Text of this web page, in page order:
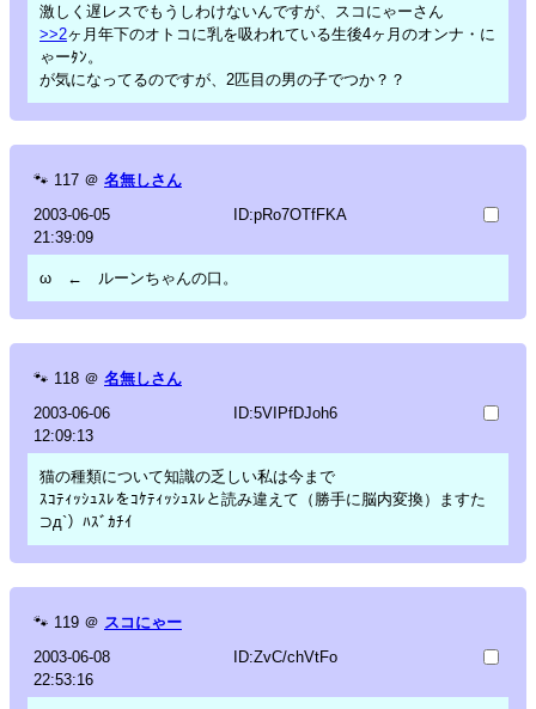
激しく遅レスでもうしわけないんですが、スコにゃーさん
>>2ヶ月年下のオトコに乳を吸われている生後4ヶ月のオンナ・に
ゃーﾀﾝ。
が気になってるのですが、2匹目の男の子でつか？？
🐾 117 ＠ 名無しさん
2003-06-05
21:39:09
ID:pRo7OTfFKA
ω ← ルーンちゃんの口。
🐾 118 ＠ 名無しさん
2003-06-06
12:09:13
ID:5VIPfDJoh6
猫の種類について知識の乏しい私は今まで
ｽｺﾃｨｯｼｭｽﾚをｺｹﾃｨｯｼｭｽﾚと読み違えて（勝手に脳内変換）ますた
⊃д`）ﾊｽﾞｶﾁｲ
🐾 119 ＠ スコにゃー
2003-06-08
22:53:16
ID:ZvC/chVtFo